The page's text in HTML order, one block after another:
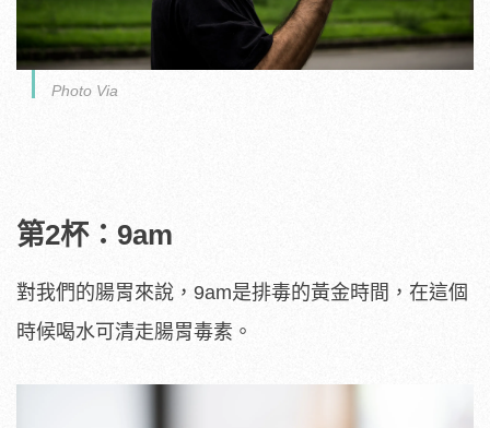
Photo Via
第2杯：9am
對我們的腸胃來說，9am是排毒的黃金時間，在這個
時候喝水可清走腸胃毒素。